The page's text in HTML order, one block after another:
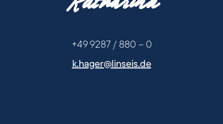
+49 9287 / 880 – 0
k.hager@linseis.de